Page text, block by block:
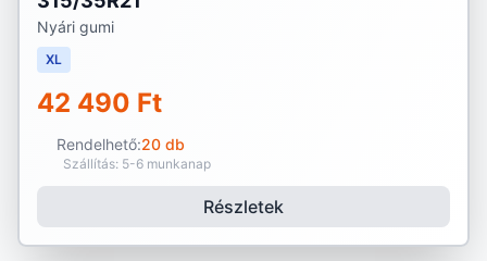
Nyári gumi
XL
42 490 Ft
Rendelhető:20 db
Szállítás: 5-6 munkanap
Részletek